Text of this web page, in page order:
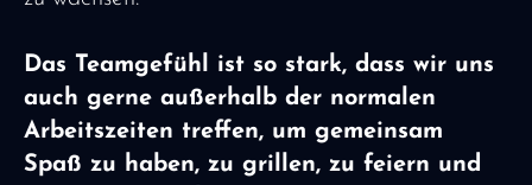
Das Teamgefühl ist so stark, dass wir uns
auch gerne außerhalb der normalen
Arbeitszeiten treffen, um gemeinsam
Spaß zu haben, zu grillen, zu feiern und